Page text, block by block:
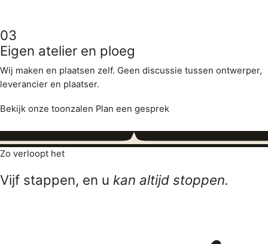
03
Eigen atelier en ploeg
Wij maken en plaatsen zelf. Geen discussie tussen ontwerper,
leverancier en plaatser.
Bekijk onze toonzalen Plan een gesprek
Zo verloopt het
Vijf stappen, en u kan altijd stoppen.